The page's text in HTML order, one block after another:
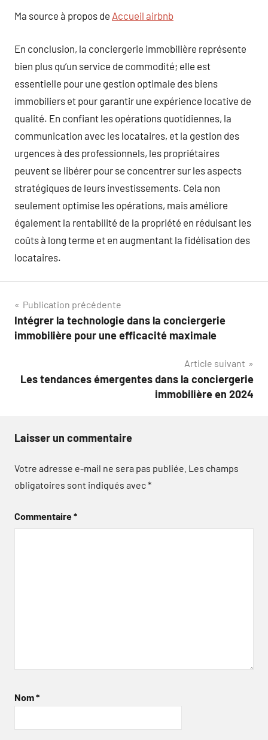
Ma source à propos de Accueil airbnb
En conclusion, la conciergerie immobilière représente
bien plus qu’un service de commodité; elle est
essentielle pour une gestion optimale des biens
immobiliers et pour garantir une expérience locative de
qualité. En confiant les opérations quotidiennes, la
communication avec les locataires, et la gestion des
urgences à des professionnels, les propriétaires
peuvent se libérer pour se concentrer sur les aspects
stratégiques de leurs investissements. Cela non
seulement optimise les opérations, mais améliore
également la rentabilité de la propriété en réduisant les
coûts à long terme et en augmentant la fidélisation des
locataires.
Navigation
de
Publication précédente
Intégrer la technologie dans la conciergerie
immobilière pour une efficacité maximale
Article suivant
Les tendances émergentes dans la conciergerie
immobilière en 2024
Laisser un commentaire
Votre adresse e-mail ne sera pas publiée. Les champs
obligatoires sont indiqués avec*
Commentaire*
Nom*